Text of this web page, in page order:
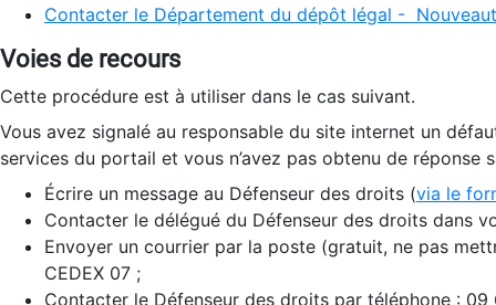
Contacter le Département du dépôt légal -
Voies de recours
Cette procédure est à utiliser dans le cas suivant.
Vous avez signalé au responsable du site internet un
services du portail et vous n’avez pas obtenu de réponse
Écrire un message au Défenseur des droits (via le
Contacter le délégué du Défenseur des droits dans
Envoyer un courrier par la poste (gratuit, ne pas
CEDEX 07 ;
Contacter le Défenseur des droits par téléphone :